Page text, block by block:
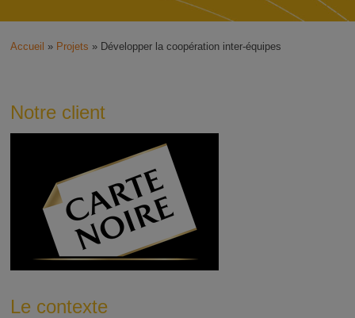
Accueil » Projets » Développer la coopération inter-équipes
Notre client
Le contexte